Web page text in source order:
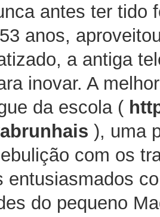
antes ter tido
anos,
a antiga
inovar. A
da escola (
), uma
com os
entusiasmados
do pequeno